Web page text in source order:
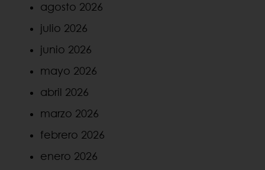
agosto 2026
julio 2026
junio 2026
mayo 2026
abril 2026
marzo 2026
febrero 2026
enero 2026